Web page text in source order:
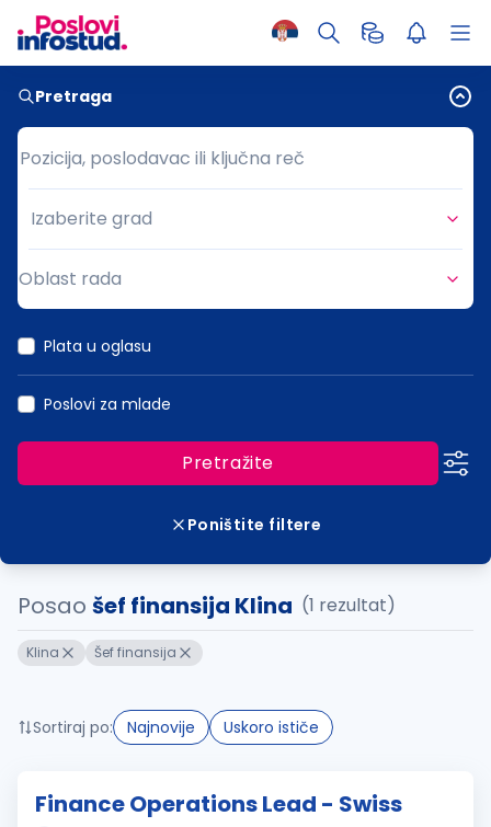
Pretraga
Pozicija, poslodavac ili ključna reč
Pozicija, poslodavac ili ključna reč
Grad
Izaberite grad
Oblast rada
Plata u oglasu
Poslovi za mlade
Pretražite
Poništite filtere
Posao šef finansija Klina (1 rezultat)
Klina Šef finansija
Sortiraj po: Najnovije Uskoro ističe
Finance Operations Lead - Swiss